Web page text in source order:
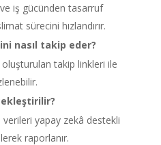
iş gücünden tasarruf
sürecini hızlandırır.
nasıl takip eder?
takip linkleri ile
yapay zekâ destekli
raporlanır.